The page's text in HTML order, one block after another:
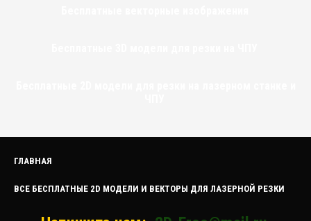
ГЛАВНАЯ
ВСЕ БЕСПЛАТНЫЕ 2D МОДЕЛИ И ВЕКТОРЫ ДЛЯ ЛАЗЕРНОЙ РЕЗКИ